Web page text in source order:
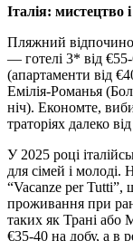
Італія: мистецтво
Пляжний
— готелі 3* від
(апартаменти від
Емілія-Романья
ніч). Економте,
траторіях далеко
У 2025 році
для сімей і молоді.
“Vacanze per Tutti”,
проживання при
таких як Трані або
€35-40 на добу, а в